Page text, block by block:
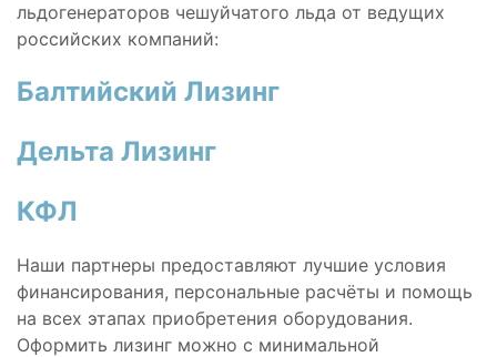
льдогенераторов чешуйчатого льда от ведущих
российских компаний:
Балтийский Лизинг
Дельта Лизинг
КФЛ
Наши партнеры предоставляют лучшие условия
финансирования, персональные расчёты и помощь
на всех этапах приобретения оборудования.
Оформить лизинг можно с минимальной